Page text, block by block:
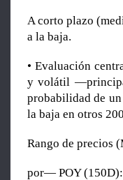
A corto plazo
a la baja.
• Evaluación
y volátil
probabilidad de
la baja en otros
Rango de precios
por— POY